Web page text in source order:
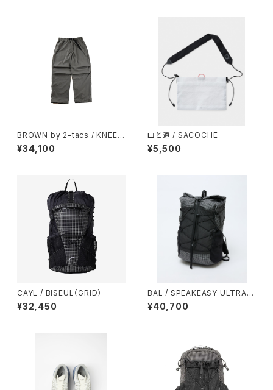
BROWN by 2-tacs / KNEE
TUCK PANTS（GRAY）
¥34,100
山と道 / SACOCHE
¥5,500
CAYL / BISEUL（GRID）
¥32,450
BAL / SPEAKEASY ULTRA G
RID LOAM & LANE PACK
¥40,700